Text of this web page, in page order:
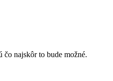
čo najskôr to bude možné.